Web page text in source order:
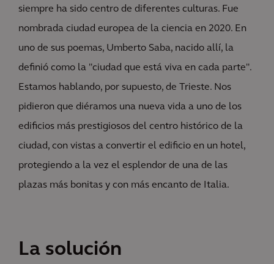
siempre ha sido centro de diferentes culturas. Fue
nombrada ciudad europea de la ciencia en 2020. En
uno de sus poemas, Umberto Saba, nacido allí, la
definió como la "ciudad que está viva en cada parte".
Estamos hablando, por supuesto, de Trieste. Nos
pidieron que diéramos una nueva vida a uno de los
edificios más prestigiosos del centro histórico de la
ciudad, con vistas a convertir el edificio en un hotel,
protegiendo a la vez el esplendor de una de las
plazas más bonitas y con más encanto de Italia.
La solución